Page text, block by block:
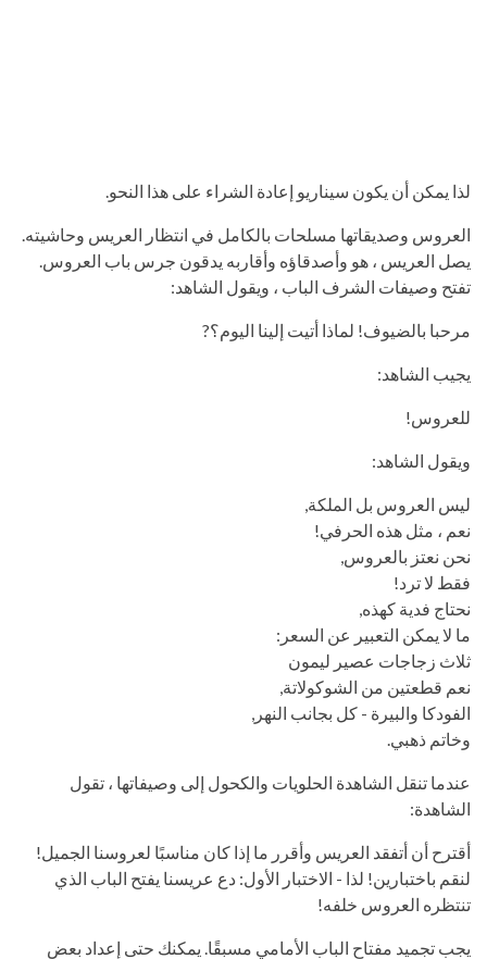
لذا يمكن أن يكون سيناريو إعادة الشراء على هذا النحو.
العروس وصديقاتها مسلحات بالكامل في انتظار العريس وحاشيته.
يصل العريس ، هو وأصدقاؤه وأقاربه يدقون جرس باب العروس.
تفتح وصيفات الشرف الباب ، ويقول الشاهد:
مرحبا بالضيوف! لماذا أتيت إلينا اليوم؟?
يجيب الشاهد:
للعروس!
ويقول الشاهد:
ليس العروس بل الملكة,
نعم ، مثل هذه الحرفي!
نحن نعتز بالعروس,
فقط لا ترد!
نحتاج فدية كهذه,
ما لا يمكن التعبير عن السعر:
ثلاث زجاجات عصير ليمون
نعم قطعتين من الشوكولاتة,
الفودكا والبيرة - كل بجانب النهر,
وخاتم ذهبي.
عندما تنقل الشاهدة الحلويات والكحول إلى وصيفاتها ، تقول
الشاهدة:
أقترح أن أتفقد العريس وأقرر ما إذا كان مناسبًا لعروسنا الجميل!
لنقم باختبارين! لذا - الاختبار الأول: دع عريسنا يفتح الباب الذي
تنتظره العروس خلفه!
يجب تجميد مفتاح الباب الأمامي مسبقًا. يمكنك حتى إعداد بعض